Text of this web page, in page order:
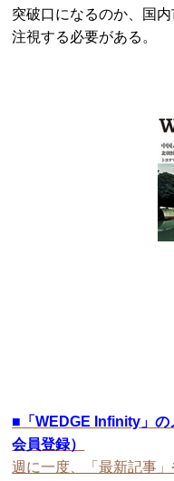
突破口になるのか、国
注視する必要がある。
■ 「WEDGE Infinity」
会員登録）
週に一度、「最新記事